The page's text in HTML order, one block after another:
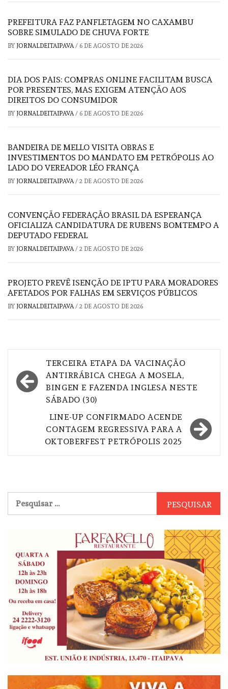
PREFEITURA FAZ PANFLETAGEM NO CAXAMBU
SOBRE SIMULADO DE CHUVA FORTE
BY JORNALDEITAIPAVA/ 6 DE AGOSTO DE 2026
DIA DOS PAIS: COMPRAS ONLINE FACILITAM BUSCA
POR PRESENTES, MAS EXIGEM ATENÇÃO AOS
DIREITOS DO CONSUMIDOR
BY JORNALDEITAIPAVA/ 6 DE AGOSTO DE 2026
BANDEIRA DE MELLO VISITA OBRAS E
INVESTIMENTOS DO MANDATO EM PETRÓPOLIS AO
LADO DO VEREADOR LÉO FRANÇA
BY JORNALDEITAIPAVA/ 2 DE AGOSTO DE 2026
CONVENÇÃO FEDERAÇÃO BRASIL DA ESPERANÇA
OFICIALIZA CANDIDATURA DE RUBENS BOMTEMPO A
DEPUTADO FEDERAL
BY JORNALDEITAIPAVA/ 2 DE AGOSTO DE 2026
PROJETO PREVÊ ISENÇÃO DE IPTU PARA MORADORES
AFETADOS POR FALHAS EM SERVIÇOS PÚBLICOS
BY JORNALDEITAIPAVA/ 2 DE AGOSTO DE 2026
Navegação
de
Post
TERCEIRA ETAPA DA VACINAÇÃO
ANTIRRÁBICA CHEGA A MOSELA,
BINGEN E FAZENDA INGLESA NESTE
SÁBADO (30)
LINE-UP CONFIRMADO ACENDE
CONTAGEM REGRESSIVA PARA A
OKTOBERFEST PETRÓPOLIS 2025